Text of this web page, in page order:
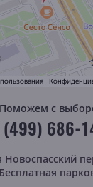
Поможем с
(499) 686-
Новоспасский
Бесплатная